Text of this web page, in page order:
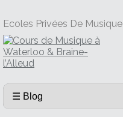
Ecoles Privées De Musique